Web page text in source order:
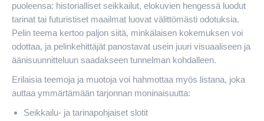
puoleensa: historialliset seikkailut, elokuvien hengessä luodut
tarinat tai futuristiset maailmat luovat välittömästi odotuksia.
Pelin teema kertoo paljon siitä, minkälaisen kokemuksen voi
odottaa, ja pelinkehittäjät panostavat usein juuri visuaaliseen ja
äänisuunnitteluun saadakseen tunnelman kohdalleen.
Erilaisia teemoja ja muotoja voi hahmottaa myös listana, joka
auttaa ymmärtämään tarjonnan moninaisuutta:
Seikkailu- ja tarinapohjaiset slotit